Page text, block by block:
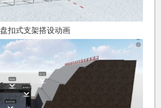
盘扣式支架搭设动画